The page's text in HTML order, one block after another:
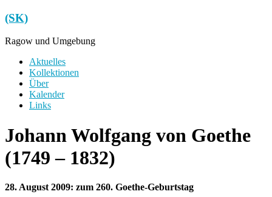
Zum
Inhalt
springen
(SK)
Ragow und Umgebung
Menü
Aktuelles
Kollektionen
Über
Kalender
Links
Johann Wolfgang von Goethe
(1749 – 1832)
28. August 2009: zum 260. Goethe-Geburtstag